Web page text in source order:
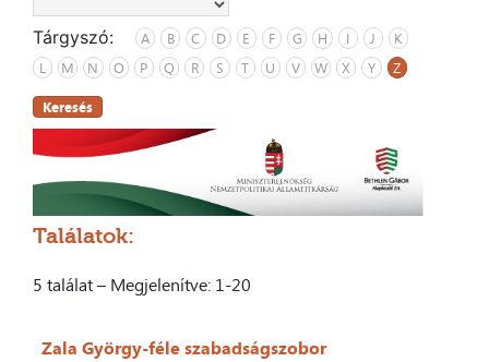
Tárgyszó: A B C D E F G H I J
K
L
M N O P Q R S T U V W X Y Z
Keresés
Találatok:
5 találat – Megjelenítve: 1-20
Zala György-féle szabadságszobor